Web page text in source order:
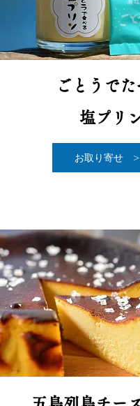
ごとうでた
塩プリ
お取り寄せ